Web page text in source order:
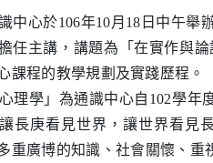
中心於106年10月18日中午舉
任主講，講題為「在實作與
課程的教學規劃及實踐歷程。
理學」為通識中心自102學年
長庚看見世界，讓世界看見
重廣博的知識、社會關懷、